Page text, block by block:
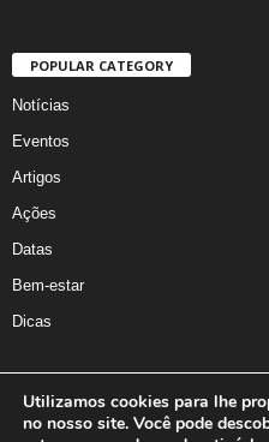
POPULAR CATEGORY
Notícias
Eventos
Artigos
Ações
Datas
Bem-estar
Dicas
A Iniciativa Marcus Nakagawa
Utilizamos cookies para lhe
no nosso site. Você pode